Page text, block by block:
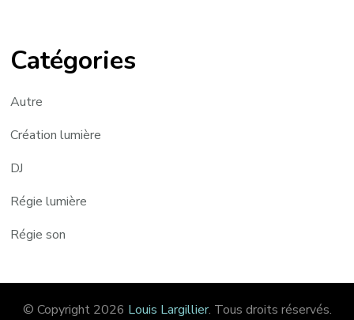
Catégories
Autre
Création lumière
DJ
Régie lumière
Régie son
© Copyright 2026 Louis Largillier. Tous droits réservés.